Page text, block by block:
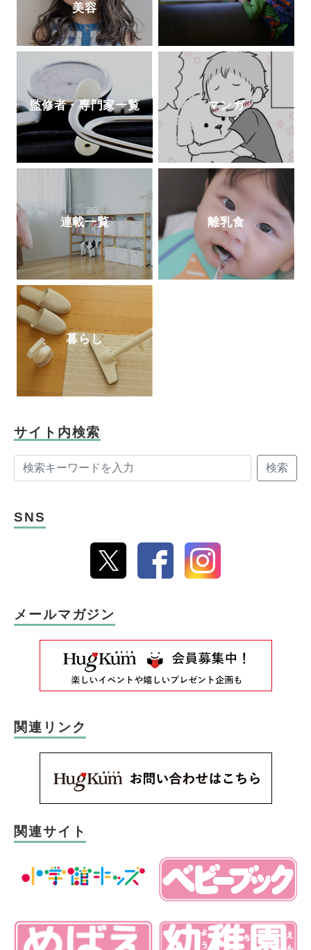
美容
監修者・専門家一覧 マンガ
連載一覧 離乳食
暮らし
サイト内検索
検索
SNS
メールマガジン
関連リンク
関連サイト